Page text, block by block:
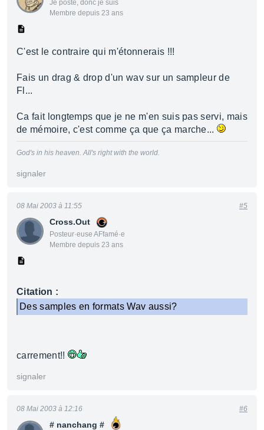
Je poste, donc je suis
Membre depuis 23 ans
C'est le contraire qui m'étonnerais !!!
Fais un drag & drop d'un wav sur un sampleur de
Fl...
Ca fait longtemps que je ne m'en suis pas servi, mais
de mémoire, c'est comme ça que ça marche...
God's in his heaven. All's right with the world.
signaler
Cross.Out
Posteur·euse AFfamé·e
Membre depuis 23 ans
08 Mai 2003 à 11:55 #5
Citation :
Des samples en formats Wav aussi?
carrement!!
signaler
# nanchang #
08 Mai 2003 à 12:16 #6